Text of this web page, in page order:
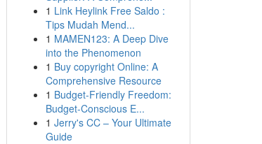
1 Link Heylink Free Saldo :
Tips Mudah Mend...
1 MAMEN123: A Deep Dive
into the Phenomenon
1 Buy copyright Online: A
Comprehensive Resource
1 Budget-Friendly Freedom:
Budget-Conscious E...
1 Jerry's CC – Your Ultimate
Guide